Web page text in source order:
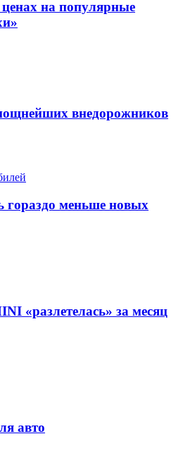
ценах на популярные
внедорожников
гораздо меньше новых
«разлетелась» за месяц
авто